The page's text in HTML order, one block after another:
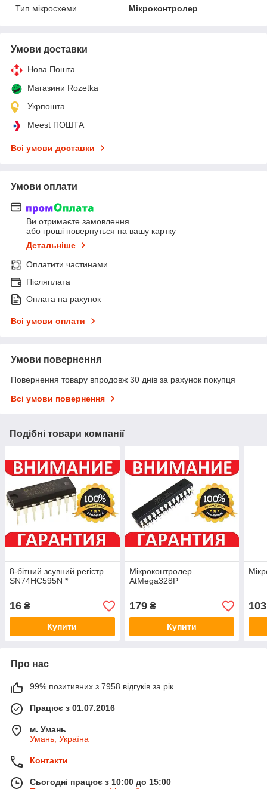
Тип мікросхеми
Мікроконтролер
Умови доставки
Нова Пошта
Магазини Rozetka
Укрпошта
Meest ПОШТА
Всі умови доставки
Умови оплати
Ви отримаєте замовлення
або гроші повернуться на вашу картку
Детальніше
Оплатити частинами
Післяплата
Оплата на рахунок
Всі умови оплати
Умови повернення
Повернення товару впродовж 30 днів за рахунок покупця
Всі умови повернення
Подібні товари компанії
8-бітний зсувний регістр
SN74HC595N *
16 ₴
Купити
Мікроконтролер
AtMega328P
179₴
Купити
103
Про нас
99% позитивних з 7958 відгуків за рік
Працює з 01.07.2016
м. Умань
Умань, Україна
Контакти
Сьогодні працює з 10:00 до 15:00